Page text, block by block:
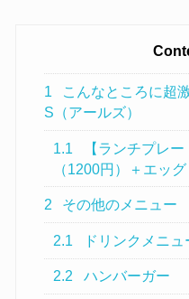
1
こんなところに超
S（アールズ）
1.1
【ランチプレ
（1200円）＋エッ
2 その他のメニュー
2.1 ドリンクメニュ
2.2 ハンバーガー